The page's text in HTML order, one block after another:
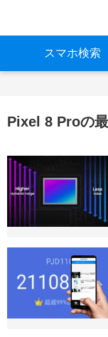
スマホ検索
Pixel 8 Proの